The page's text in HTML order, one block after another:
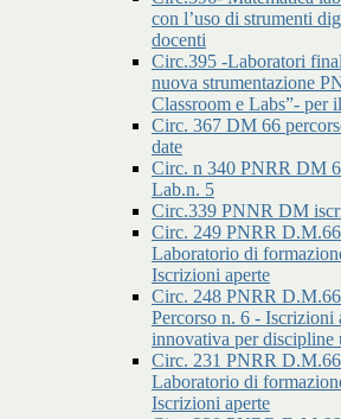
con l’uso di strumenti
docenti
Circ.395 -Laboratori
nuova strumentazione
Classroom e Labs”- per
Circ. 367 DM 66
date
Circ. n 340 PNRR DM
Lab.n. 5
Circ.339 PNNR DM
Circ. 249 PNRR
Laboratorio di
Iscrizioni aperte
Circ. 248 PNRR
Percorso n. 6 - Iscrizioni
innovativa per discipline
Circ. 231 PNRR
Laboratorio di
Iscrizioni aperte